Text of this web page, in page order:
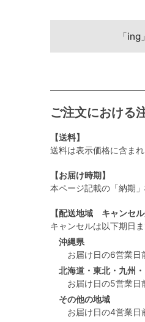
「
ご注文における
【送料】
送料は表示価格に含ま
【お届け時期】
本ページ記載の「納期
【配送地域 キャンセル
キャンセルは以下期日
沖縄県
お届け日の6営業
北海道・東北・九州
お届け日の5営業
その他の地域
お届け日の4営業